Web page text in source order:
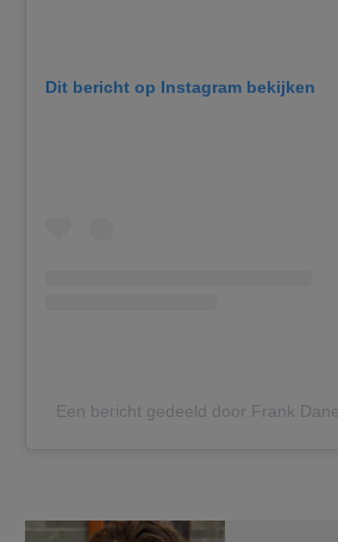
Dit bericht op Instagram bekijken
Een bericht gedeeld door Frank